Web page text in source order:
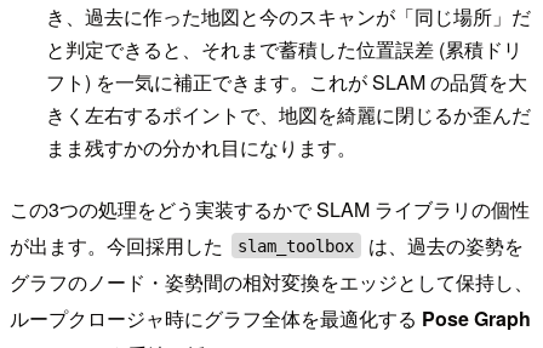
き、過去に作った地図と今のスキャンが「同じ場所」だ
と判定できると、それまで蓄積した位置誤差 (累積ドリ
フト) を一気に補正できます。これが SLAM の品質を大
きく左右するポイントで、地図を綺麗に閉じるか歪んだ
まま残すかの分かれ目になります。
この3つの処理をどう実装するかで SLAM ライブラリの個性
が出ます。今回採用した
slam_toolbox
は、過去の姿勢を
グラフのノード・姿勢間の相対変換をエッジとして保持し、
ループクロージャ時にグラフ全体を最適化する Pose Graph